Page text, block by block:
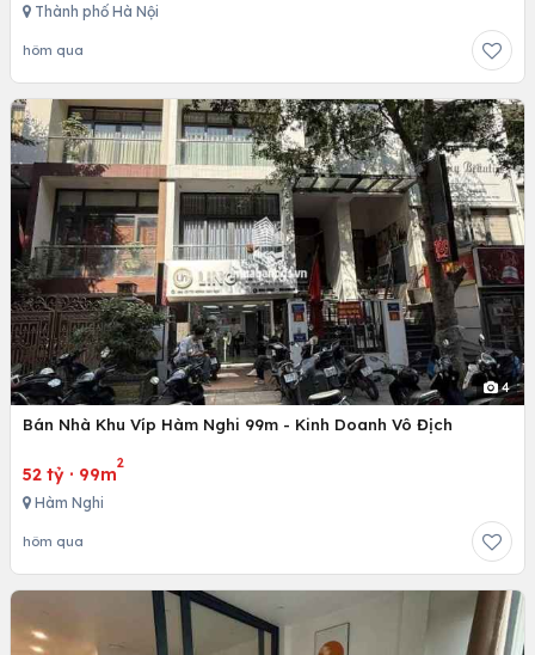
Thành phố Hà Nội
hôm qua
4
Bán Nhà Khu Víp Hàm Nghi 99m - Kinh Doanh Vô Địch
52 tỷ · 99m
2
Hàm Nghi
hôm qua